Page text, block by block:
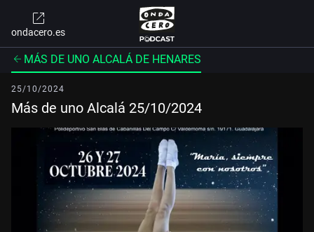
ondacero.es
MÁS DE UNO ALCALÁ DE HENARES
25/10/2024
Más de uno Alcalá 25/10/2024